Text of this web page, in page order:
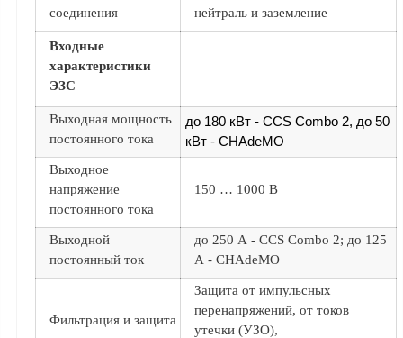
сделать
заказ?
Оплата
Доставка
самовывоз
Гарантия
возврат
Вакансии
соединения нейтраль и заземление
Входные
характеристики
ЭЗС
Выходная мощность
постоянного тока
до 180 кВт - ССS Combo 2, до 50
кВт - CHAdeMO
Выходное
напряжение
постоянного тока
150 … 1000 В
Выходной
постоянный ток
до 250 А - ССS Combo 2; до 125
А - CHAdeMO
Фильтрация и защита
Защита от импульсных
перенапряжений, от токов
утечки (УЗО),